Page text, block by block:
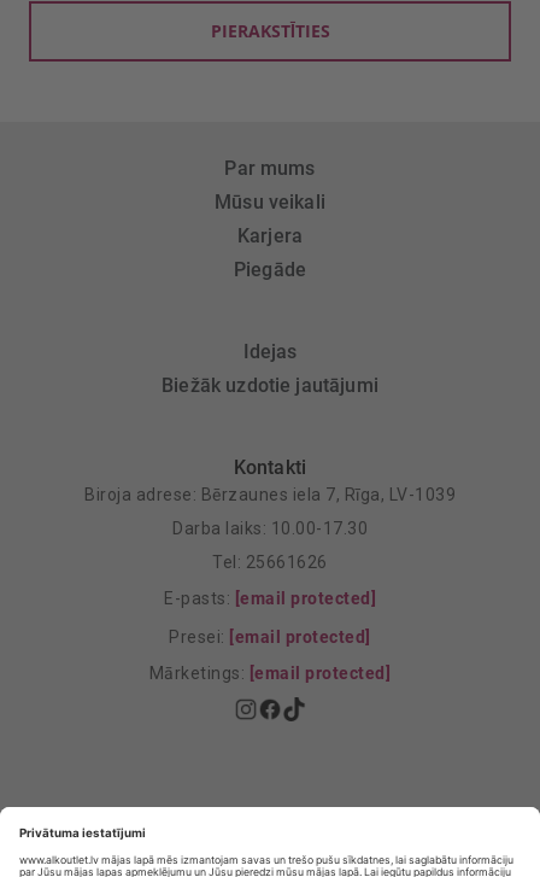
PIERAKSTĪTIES
Par mums
Mūsu veikali
Karjera
Piegāde
Idejas
Biežāk uzdotie jautājumi
Kontakti
Biroja adrese: Bērzaunes iela 7, Rīga, LV-1039
Darba laiks: 10.00-17.30
Tel: 25661626
E-pasts: [email protected]
Presei: [email protected]
Mārketings: [email protected]
Privātuma Iestatījumi